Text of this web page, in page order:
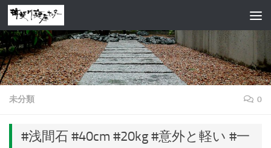
コンテンツへスキップ
未分類 0
#浅間石 #40cm #20kg #意外と軽い #一